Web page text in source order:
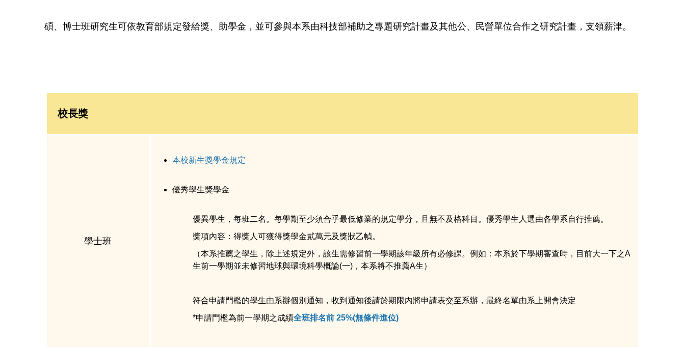
碩、博士班研究生可依教育部規定發給獎、助學金，並可參與本系由科技部補助之專題研究計畫及其他公、民營單位合作之研究計畫，支領薪津。
校長獎
學士班
本校新生獎學金規定
優秀學生獎學金
優異學生，每班二名。每學期至少須合乎最低修業的規定學分，且無不及格科目。優秀學生人選由各學系自行推薦。
獎項內容：得獎人可獲得獎學金貳萬元及獎狀乙幀。
（本系推薦之學生，除上述規定外，該生需修習前一學期該年級所有必修課。例如：本系於下學期審查時，目前大一下之A
生前一學期並未修習地球與環境科學概論(一)，本系將不推薦A生）
符合申請門檻的學生由系辦個別通知，收到通知後請於期限內將申請表交至系辦，最終名單由系上開會決定
*申請門檻為前一學期之成績全班排名前 25%(無條件進位)